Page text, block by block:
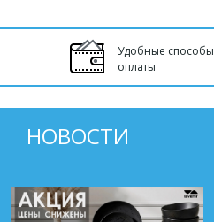
Удобные способы
оплаты
НОВОСТИ